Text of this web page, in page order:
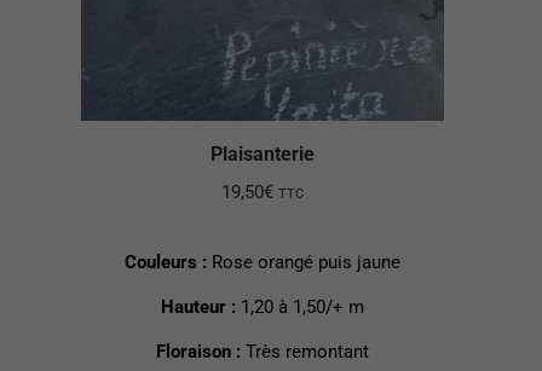
Plaisanterie
19,50€ TTC
Couleurs : Rose orangé puis jaune
Hauteur : 1,20 à 1,50/+ m
Floraison : Très remontant